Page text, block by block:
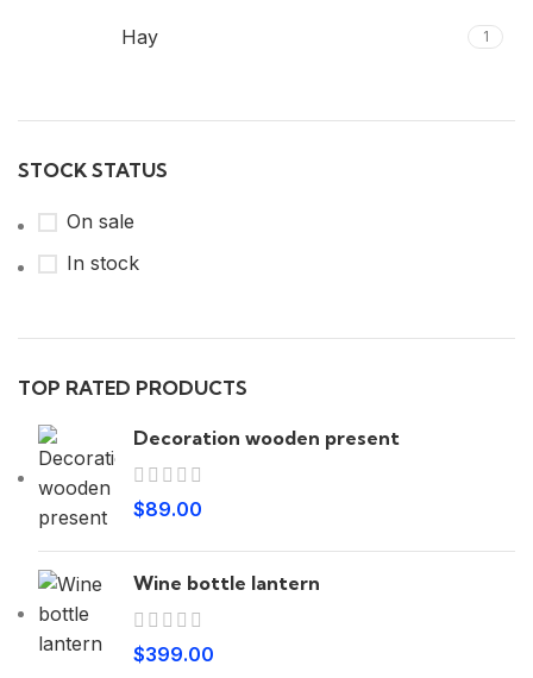
Hay 1
STOCK STATUS
On sale
In stock
TOP RATED PRODUCTS
Decoration wooden present
$89.00
Wine bottle lantern
$399.00